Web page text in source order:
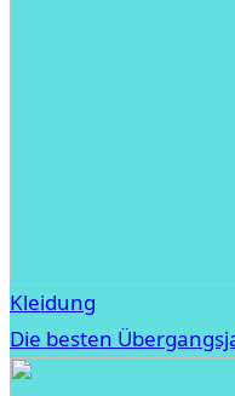
Kleidung
Die besten